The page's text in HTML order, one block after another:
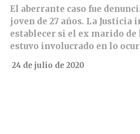
El aberrante caso fue
joven de 27 años. La Justicia
establecer si el ex marido
estuvo involucrado en lo
24 de julio de 2020